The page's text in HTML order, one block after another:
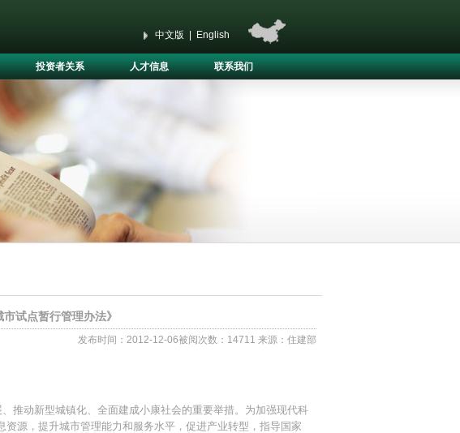
中文版 English
投资者关系 人才信息 联系我们
试点暂行管理办法》
发布时间：2012-12-06被阅次数：14711 来源：住建部
推动新型城镇化、全面建成小康社会的重要举措。为加强现代科
源，提升城市管理能力和服务水平，促进产业转型，指导国家